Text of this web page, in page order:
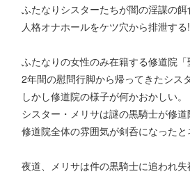
ふたなりシスターたちが闇の淫謀の餌
人格オナホールをケツ穴から排泄する!
ふたなりの女性のみ在籍する修道院
2年間の慰問行脚から帰ってきたシス
しかし修道院の様子が何かおかしい。
シスター・メリサは謎の黒騎士が修
修道院全体の雰囲気が剣呑になったと
夜道、メリサは件の黒騎士に追われ失